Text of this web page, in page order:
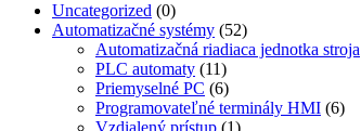
Uncategorized (0)
Automatizačné systémy (52)
Automatizačná riadiaca jednotka stroja
PLC automaty (11)
Priemyselné PC (6)
Programovateľné terminály HMI (6)